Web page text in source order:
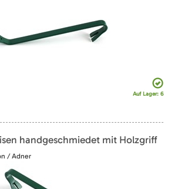
Auf Lager: 6
handgeschmiedet mit Holzgriff
/ Adner